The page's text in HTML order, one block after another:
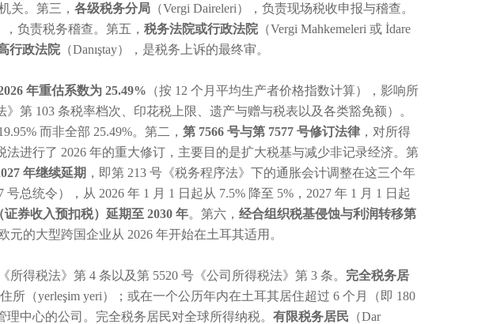
关。第三， 各级税务分局 （Vergi Daireleri），负责现场税收申报与稽查。
，负责税务稽查。第五， 税务法院或行政法院（Vergi Mahkemeleri 或 İdare
行政法院（Danıştay），是税务上诉的最终审。
年重估系数为 25.49% （按 12 个月平均生产者价格指数计算），影响所
第 103 条税率档次、印花税上限、遗产与赠与税表以及各类豁免额）。
而非全部 25.49%。第二， 第 7566 号与第 7577 号修订法律 ，对所得
进行了 2026 年的重大修订，主要目的是扩大税基与减少非记录经济。第
年继续延期 ，即第 213 号《税务程序法》下的通胀会计调整在这三个年
号总统令），从 2026 年 1 月 1 日起从 7.5% 降至 5%，2027 年 1 月 1 日起
证券收入预扣税）延期至 2030 年。第六， 经合组织税基侵蚀与利润转移第
元的大型跨国企业从 2026 年开始在土耳其适用。
得税法》第 4 条以及第 5520 号《公司所得税法》第 3 条。 完全税务居
所（yerleşim yeri）；或在一个公历年内在土耳其居住超过 6 个月（即 180
中心的公司。完全税务居民对全球所得纳税。 有限税务居民 （Dar